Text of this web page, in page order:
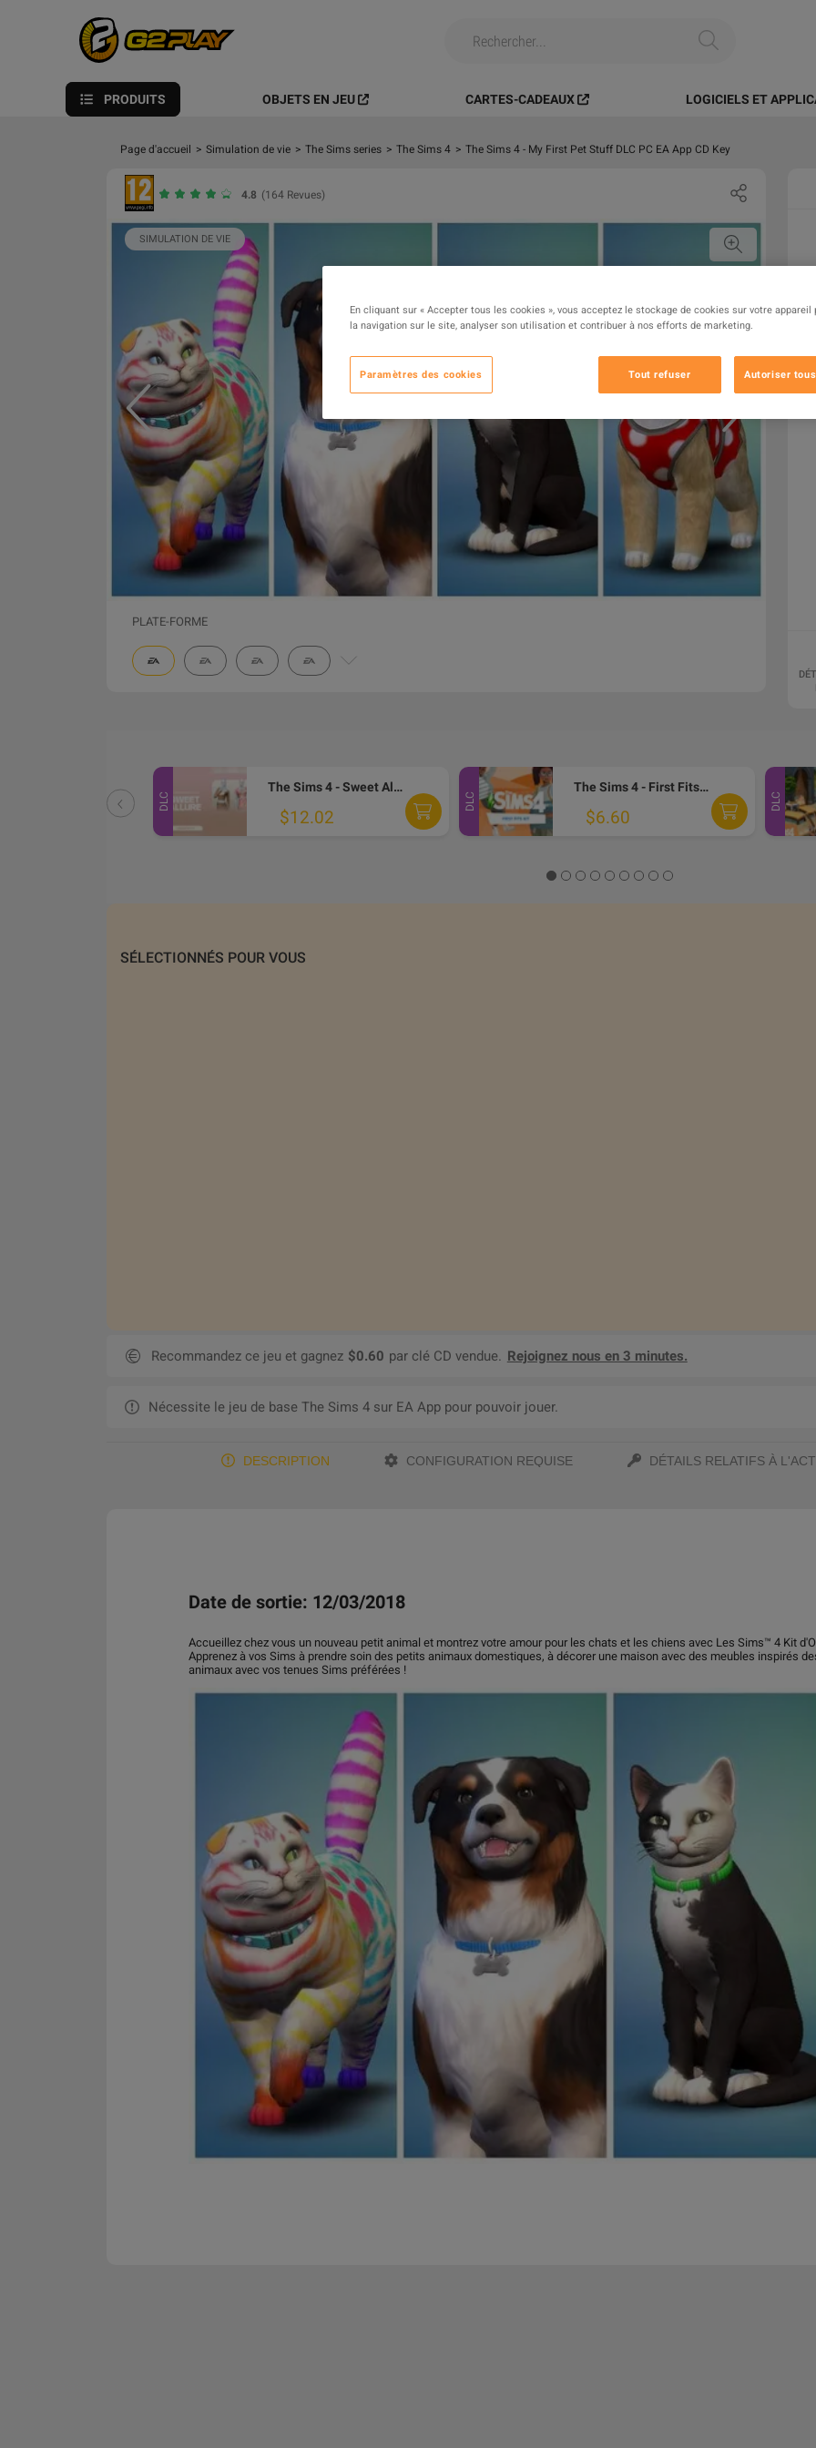
PRODUITS OBJETS EN JEU CARTES-CADEAUX LOGICIELS ET
Page d'accueil > Simulation de vie > The Sims series > The Sims 4 > The Sims 4 - My First Pet Stuff DLC PC EA App CD Key
4.8 (164 Revues)
SIMULATION DE VIE
PLATE-FORME
DLC
The Sims 4 - Sweet Allure Kit DLC PC EA App CD Key
$12.02
DLC
The Sims 4 - First Fits Kit DLC EA App CD Key
$6.60
DLC
SÉLECTIONNÉS POUR VOUS
Recommandez ce jeu et gagnez $0.60 par clé CD vendue. Rejoignez nous en 3 minutes.
Nécessite le jeu de base The Sims 4 sur EA App pour pouvoir jouer.
DESCRIPTION CONFIGURATION REQUISE DÉTAILS RELATIFS À
Date de sortie: 12/03/2018
Accueillez chez vous un nouveau petit animal et montrez votre amour pour les chats et les chiens avec Les Sims™ 4 Kit
Apprenez à vos Sims à prendre soin des petits animaux domestiques, à décorer une maison avec des meubles inspirés
animaux avec vos tenues Sims préférées !
En cliquant sur « Accepter tous les cookies », vous acceptez le stockage de cookies sur votre appareil
la navigation sur le site, analyser son utilisation et contribuer à nos efforts de marketing.
Paramètres des cookies Tout refuser Autoriser